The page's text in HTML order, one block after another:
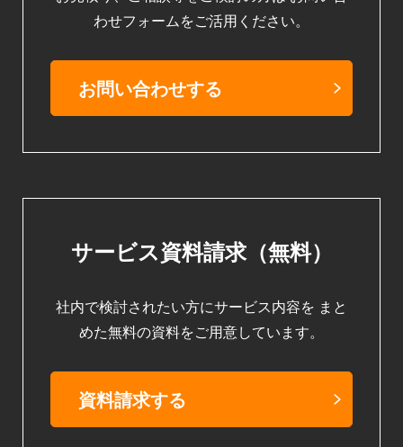
わせフォームをご活用ください。
お問い合わせする
サービス資料請求（無料）
社内で検討されたい方にサービス内容を まと
めた無料の資料をご用意しています。
資料請求する